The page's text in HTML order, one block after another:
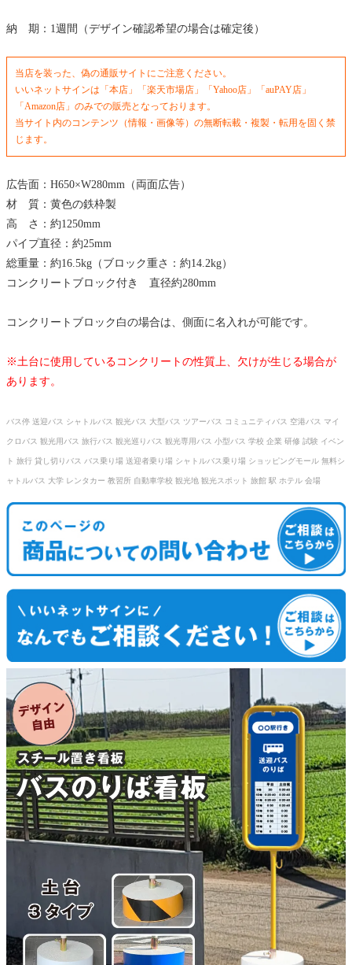
納 期：1週間（デザイン確認希望の場合は確定後）
当店を装った、偽の通販サイトにご注意ください。
いいネットサインは「本店」「楽天市場店」「Yahoo店」「auPAY店」
「Amazon店」のみでの販売となっております。
当サイト内のコンテンツ（情報・画像等）の無断転載・複製・転用を固く禁
じます。
広告面：H650×W280mm（両面広告）
材 質：黄色の鉄枠製
高 さ：約1250mm
パイプ直径：約25mm
総重量：約16.5kg（ブロック重さ：約14.2kg）
コンクリートブロック付き 直径約280mm
コンクリートブロック白の場合は、側面に名入れが可能です。
※土台に使用しているコンクリートの性質上、欠けが生じる場合が
あります。
バス停 送迎バス シャトルバス 観光バス 大型バス ツアーバス コミュニティバス 空港バス マイ
クロバス 観光用バス 旅行バス 観光巡りバス 観光専用バス 小型バス 学校 企業 研修 試験 イベン
ト 旅行 貸し切りバス バス乗り場 送迎者乗り場 シャトルバス乗り場 ショッピングモール 無料シ
ャトルバス 大学 レンタカー 教習所 自動車学校 観光地 観光スポット 旅館 駅 ホテル 会場